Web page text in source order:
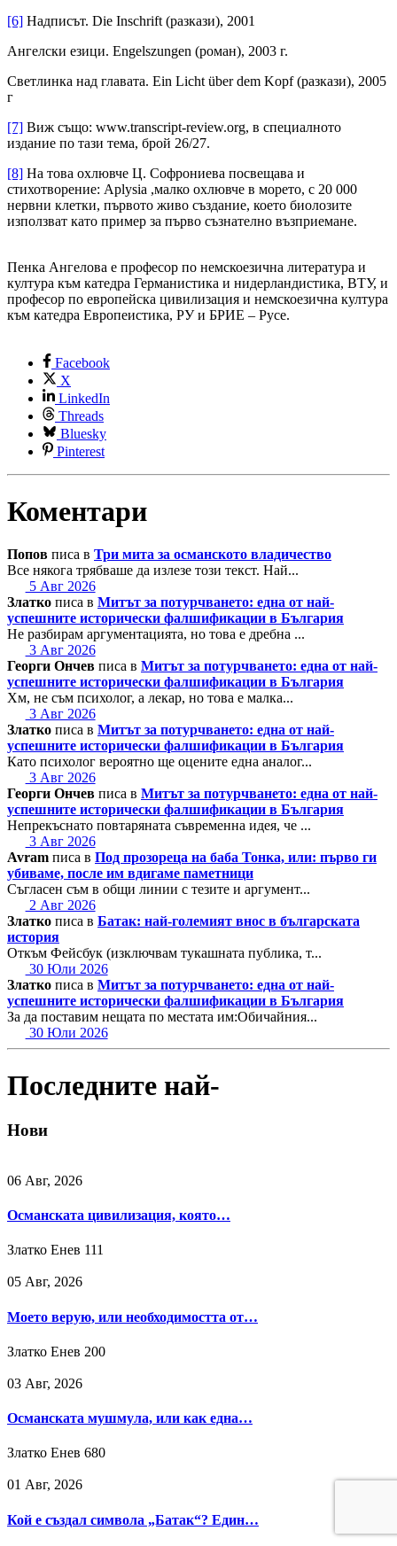
[6] Надписът. Die Inschrift (разкази), 2001
Ангелски езици. Engelszungen (роман), 2003 г.
Светлинка над главата. Ein Licht über dem Kopf (разкази), 2005
г
[7] Виж също: www.transcript-review.org, в специалното
издание по тази тема, брой 26/27.
[8] На това охлювче Ц. Софрониева посвещава и
стихотворение: Aplysia ,малко охлювче в морето, с 20 000
нервни клетки, първото живо създание, което биолозите
използват като пример за първо съзнателно възприемане.
Пенка Ангелова е професор по немскоезична литература и
култура към катедра Германистика и нидерландистика, ВТУ, и
професор по европейска цивилизация и немскоезична култура
към катедра Европеистика, РУ и БРИЕ – Русе.
Facebook
X
LinkedIn
Threads
Bluesky
Pinterest
Коментари
Попов писа в Три мита за османското владичество
Все някога трябваше да излезе този текст. Най...
5 Авг 2026
Златко писа в Митът за потурчването: една от най-
успешните исторически фалшификации в България
Не разбирам аргументацията, но това е дребна ...
3 Авг 2026
Георги Ончев писа в Митът за потурчването: една от най-
успешните исторически фалшификации в България
Хм, не съм психолог, а лекар, но това е малка...
3 Авг 2026
Златко писа в Митът за потурчването: една от най-
успешните исторически фалшификации в България
Като психолог вероятно ще оцените една аналог...
3 Авг 2026
Георги Ончев писа в Митът за потурчването: една от най-
успешните исторически фалшификации в България
Непрекъснато повтаряната съвременна идея, че ...
3 Авг 2026
Avram писа в Под прозореца на баба Тонка, или: първо ги
убиваме, после им вдигаме паметници
Съгласен съм в общи линии с тезите и аргумент...
2 Авг 2026
Златко писа в Батак: най-големият внос в българската
история
Откъм Фейсбук (изключвам тукашната публика, т...
30 Юли 2026
Златко писа в Митът за потурчването: една от най-
успешните исторически фалшификации в България
За да поставим нещата по местата им:Обичайния...
30 Юли 2026
Последните най-
Нови
06 Авг, 2026
Османската цивилизация, която…
Златко Енев 111
05 Авг, 2026
Моето верую, или необходимостта от…
Златко Енев 200
03 Авг, 2026
Османската мушмула, или как една…
Златко Енев 680
01 Авг, 2026
Кой е създал символа „Батак“? Един…